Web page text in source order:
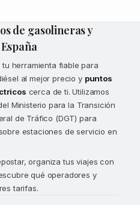
de gasolineras y
tu herramienta fiable para
al mejor precio y puntos
cerca de ti. Utilizamos
Ministerio para la Transición
de Tráfico (DGT) para
estaciones de servicio en
organiza tus viajes con
qué operadores y
tarifas.